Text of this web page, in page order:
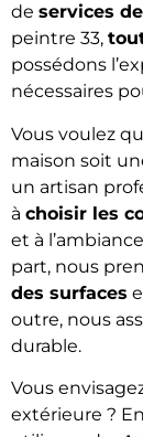
de services
peintre 33,
possédons
nécessaires
Vous voulez
maison soit
un artisan
à choisir les
et à
part, nous
des surfaces
outre, nous
durable.
Vous
extérieure ?